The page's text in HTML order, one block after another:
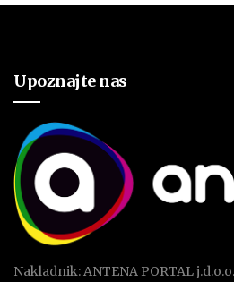
Upoznajte nas
Nakladnik: ANTENA PORTAL j.d.o.o.